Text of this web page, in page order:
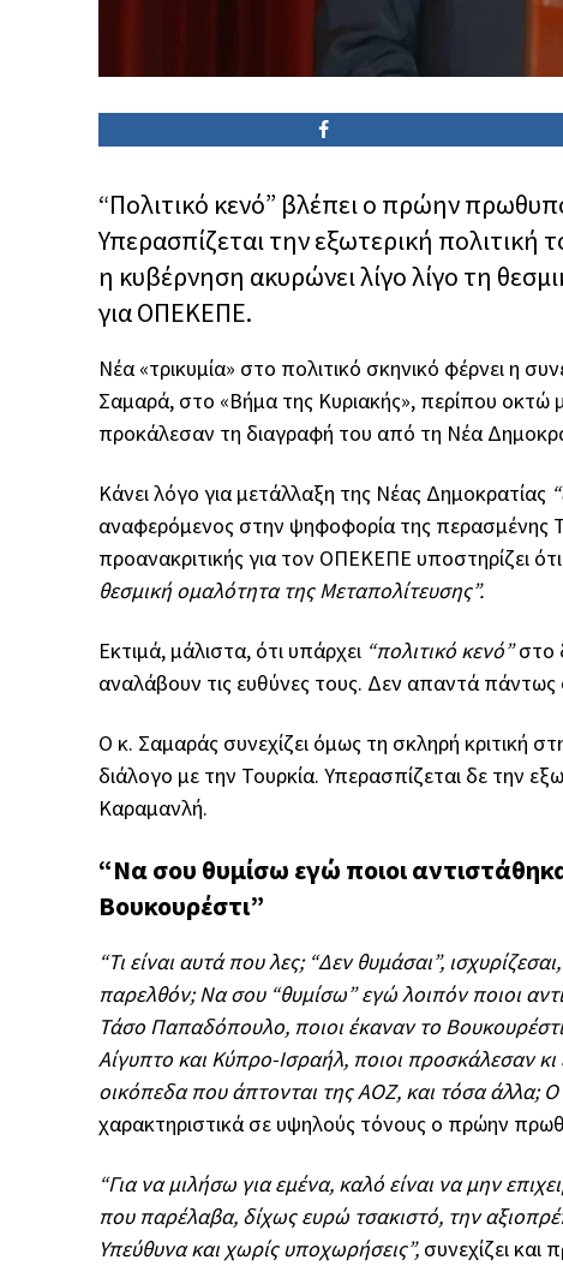
“Πολιτικό κενό” βλέπει ο πρώην
Υπερασπίζεται την εξωτερική πολιτική
η κυβέρνηση ακυρώνει λίγο λίγο τη
για ΟΠΕΚΕΠΕ.
Νέα «τρικυμία» στο πολιτικό σκηνικό φέρνει η
Σαμαρά, στο «Βήμα της Κυριακής», περίπου οκτώ
προκάλεσαν τη διαγραφή του από τη Νέα
Κάνει λόγο για μετάλλαξη της Νέας Δημοκρατίας
αναφερόμενος στην ψηφοφορία της περασμένης
προανακριτικής για τον ΟΠΕΚΕΠΕ υποστηρίζει
θεσμική ομαλότητα της Μεταπολίτευσης”.
Εκτιμά, μάλιστα, ότι υπάρχει “πολιτικό κενό”στο
αναλάβουν τις ευθύνες τους. Δεν απαντά πάντως
Ο κ. Σαμαράς συνεχίζει όμως τη σκληρή κριτική
διάλογο με την Τουρκία. Υπερασπίζεται δε την
Καραμανλή.
“Να σου θυμίσω εγώ ποιοι
Βουκουρέστι”
“Τι είναι αυτά που λες; “Δεν θυμάσαι”,
παρελθόν; Να σου “θυμίσω” εγώ λοιπόν ποιοι
Τάσο Παπαδόπουλο, ποιοι έκαναν το
Αίγυπτο και Κύπρο-Ισραήλ, ποιοι προσκάλεσαν κι
οικόπεδα που άπτονται της ΑΟΖ, και τόσα άλλα;
χαρακτηριστικά σε υψηλούς τόνους ο πρώην
“Για να μιλήσω για εμένα, καλό είναι να μην
που παρέλαβα, δίχως ευρώ τσακιστό, την
Υπεύθυνα και χωρίς υποχωρήσεις”, συνεχίζει και